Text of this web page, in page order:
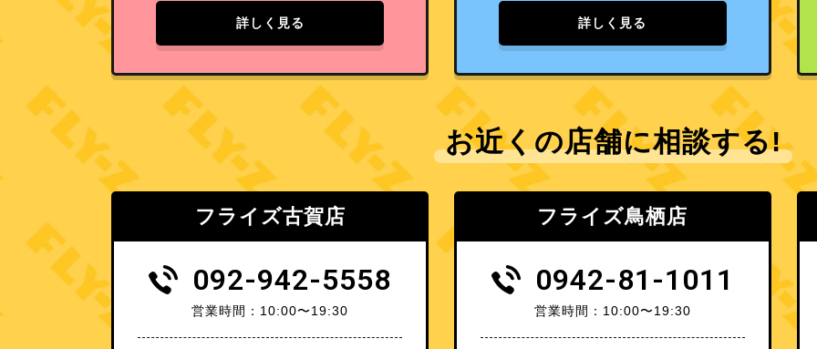
詳しく見る 詳しく見る
お近くの店舗に相談する!
フライズ古賀店
092-942-5558
営業時間：10:00〜19:30
フライズ鳥栖店
0942-81-1011
営業時間：10:00〜19:30